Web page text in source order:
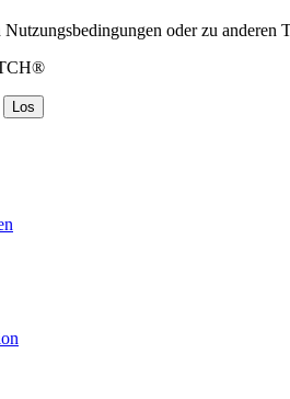
Nutzungsbedingungen oder zu
Los